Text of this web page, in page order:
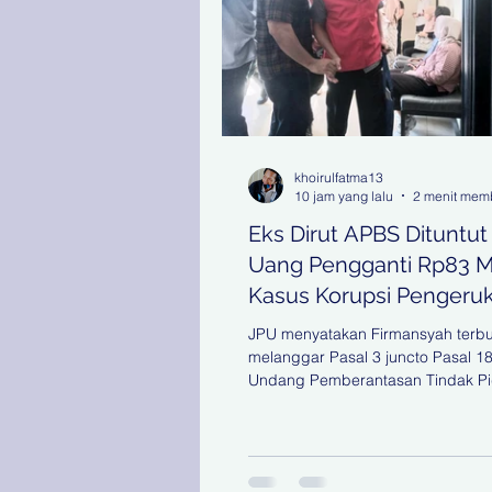
Eks Dirut APBS Dituntut
Uang Pengganti Rp83 M
Kasus Korupsi
Tanjung Perak
JPU menyatakan Firmansyah
melanggar Pasal 3 juncto Pasal 18
Undang Pemberantasan Tindak
(Perma) Nomor 5 Tahun 2014
khoirulfatma13
10 jam yang lalu
2 menit